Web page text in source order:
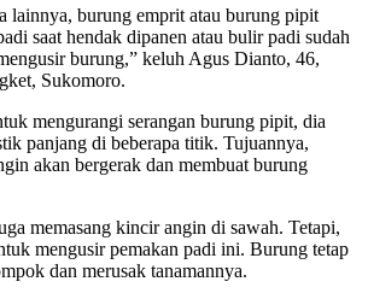
lainnya, burung emprit atau burung pipit
saat hendak dipanen atau bulir padi sudah
burung,” keluh Agus Dianto, 46,
Sukomoro.
mengurangi serangan burung pipit, dia
panjang di beberapa titik. Tujuannya,
akan bergerak dan membuat burung
memasang kincir angin di sawah. Tetapi,
mengusir pemakan padi ini. Burung tetap
dan merusak tanamannya.